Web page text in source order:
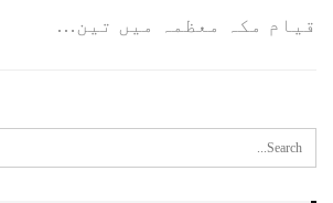
قیام مکہ معظمہ میں تین…